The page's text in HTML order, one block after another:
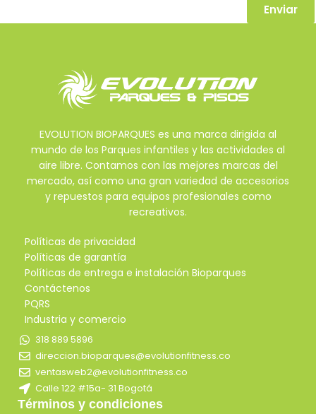
Enviar
EVOLUTION BIOPARQUES es una marca dirigida al
mundo de los Parques infantiles y las actividades al
aire libre. Contamos con las mejores marcas del
mercado, así como una gran variedad de accesorios
y repuestos para equipos profesionales como
recreativos.
Políticas de privacidad
Políticas de garantía
Políticas de entrega e instalación Bioparques
Contáctenos
PQRS
Industria y comercio
318 889 5896
direccion.bioparques@evolutionfitness.co
ventasweb2@evolutionfitness.co
Calle 122 #15a- 31 Bogotá
Términos y condiciones